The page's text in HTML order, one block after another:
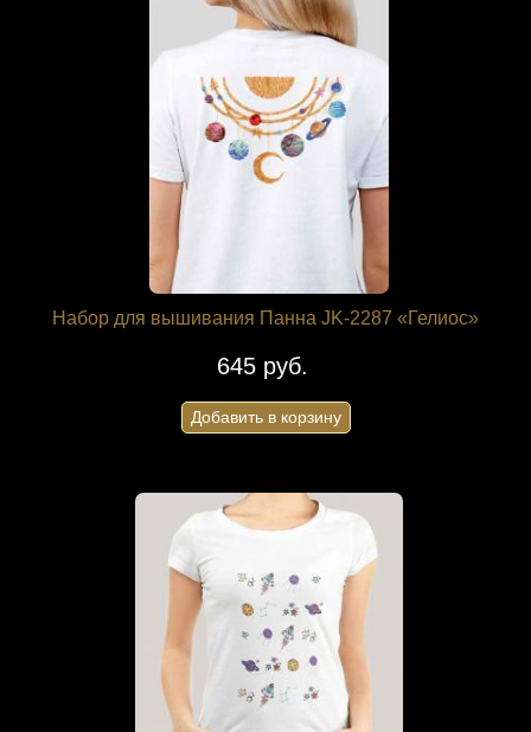
Набор для вышивания Панна JK-2287 «Гелиос»
645 руб.
Добавить в корзину